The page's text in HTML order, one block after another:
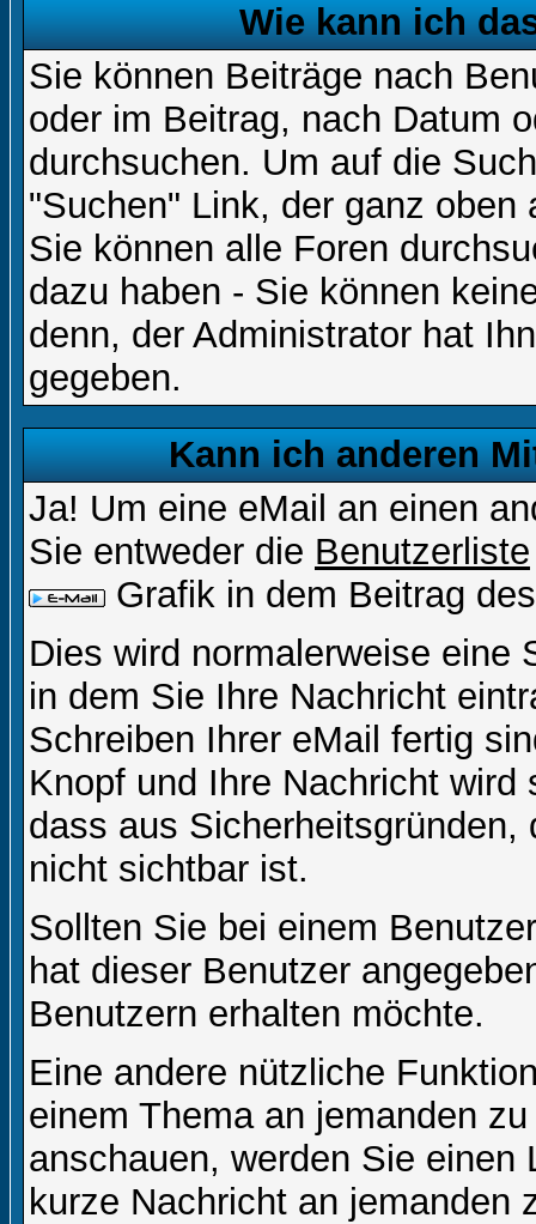
Wie kann ich
Sie können Beiträge nach
oder im Beitrag, nach Datum
durchsuchen. Um auf die
"Suchen" Link, der ganz
Sie können alle Foren
dazu haben - Sie können
denn, der Administrator hat
gegeben.
Kann ich anderen
Ja! Um eine eMail an einen
Sie entweder die Benutzerliste
Grafik in dem Beitrag
Dies wird normalerweise eine
in dem Sie Ihre Nachricht
Schreiben Ihrer eMail fertig
Knopf und Ihre Nachricht
dass aus
nicht sichtbar ist.
Sollten Sie bei einem
hat dieser Benutzer
Benutzern erhalten möchte.
Eine andere nützliche
einem Thema an jemanden
anschauen, werden Sie
kurze Nachricht an jemanden